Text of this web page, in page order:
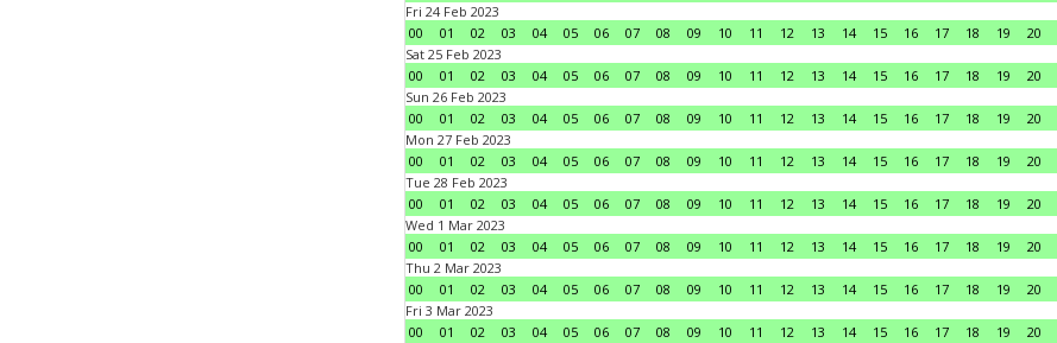
Fri 24 Feb 2023
00
01 02 03 04 05 06 07 08 09 10 11 12 13 14 15 16 17 18 19 20
Sat 25 Feb 2023
00
01 02 03 04 05 06 07 08 09 10 11 12 13 14 15 16 17 18 19 20
Sun 26 Feb 2023
00
01 02 03 04 05 06 07 08 09 10 11 12 13 14 15 16 17 18 19 20
Mon 27 Feb 2023
00
01 02 03 04 05 06 07 08 09 10 11 12 13 14 15 16 17 18 19 20
Tue 28 Feb 2023
00
01 02 03 04 05 06 07 08 09 10 11 12 13 14 15 16 17 18 19 20
Wed 1 Mar 2023
00
01 02 03 04 05 06 07 08 09 10 11 12 13 14 15 16 17 18 19 20
Thu 2 Mar 2023
00
01 02 03 04 05 06 07 08 09 10 11 12 13 14 15 16 17 18 19 20
Fri 3 Mar 2023
00
01 02 03 04 05 06 07 08 09 10 11 12 13 14 15 16 17 18 19 20